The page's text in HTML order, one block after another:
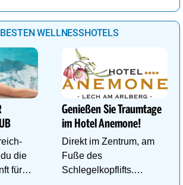
WELLNESSHOTELS
die
für
Genießen Sie Traumtage
im Hotel Anemone!
Direkt im Zentrum, am
Fuße des
Schlegelkopflifts.